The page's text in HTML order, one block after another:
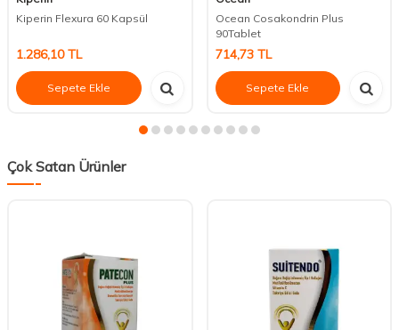
Kiperin Flexura 60 Kapsül
1.286,10TL
Sepete Ekle
Ocean Cosakondrin Plus
90Tablet
714,73TL
Sepete Ekle
Çok Satan Ürünler